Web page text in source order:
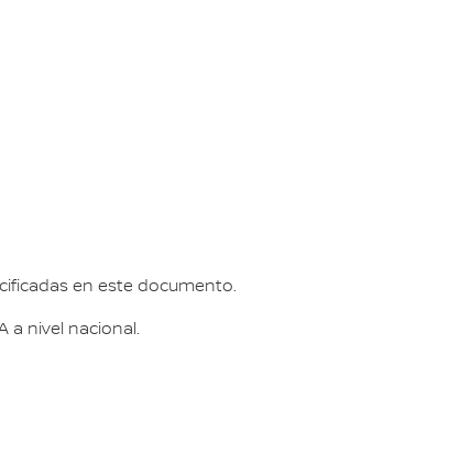
en este documento.
a nivel nacional.